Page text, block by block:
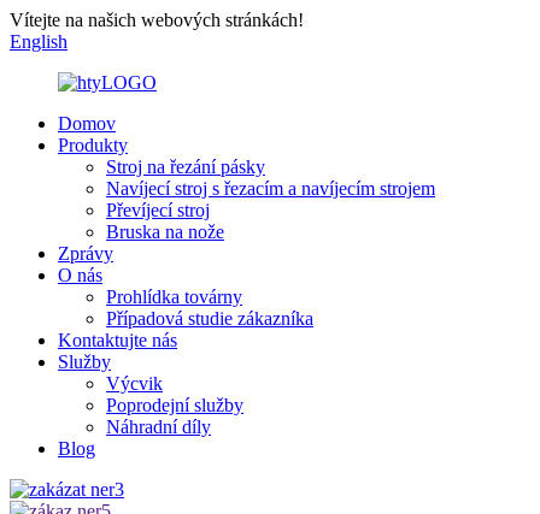
Vítejte na našich webových stránkách!
English
Domov
Produkty
Stroj na řezání pásky
Navíjecí stroj s řezacím a navíjecím strojem
Převíjecí stroj
Bruska na nože
Zprávy
O nás
Prohlídka továrny
Případová studie zákazníka
Kontaktujte nás
Služby
Výcvik
Poprodejní služby
Náhradní díly
Blog